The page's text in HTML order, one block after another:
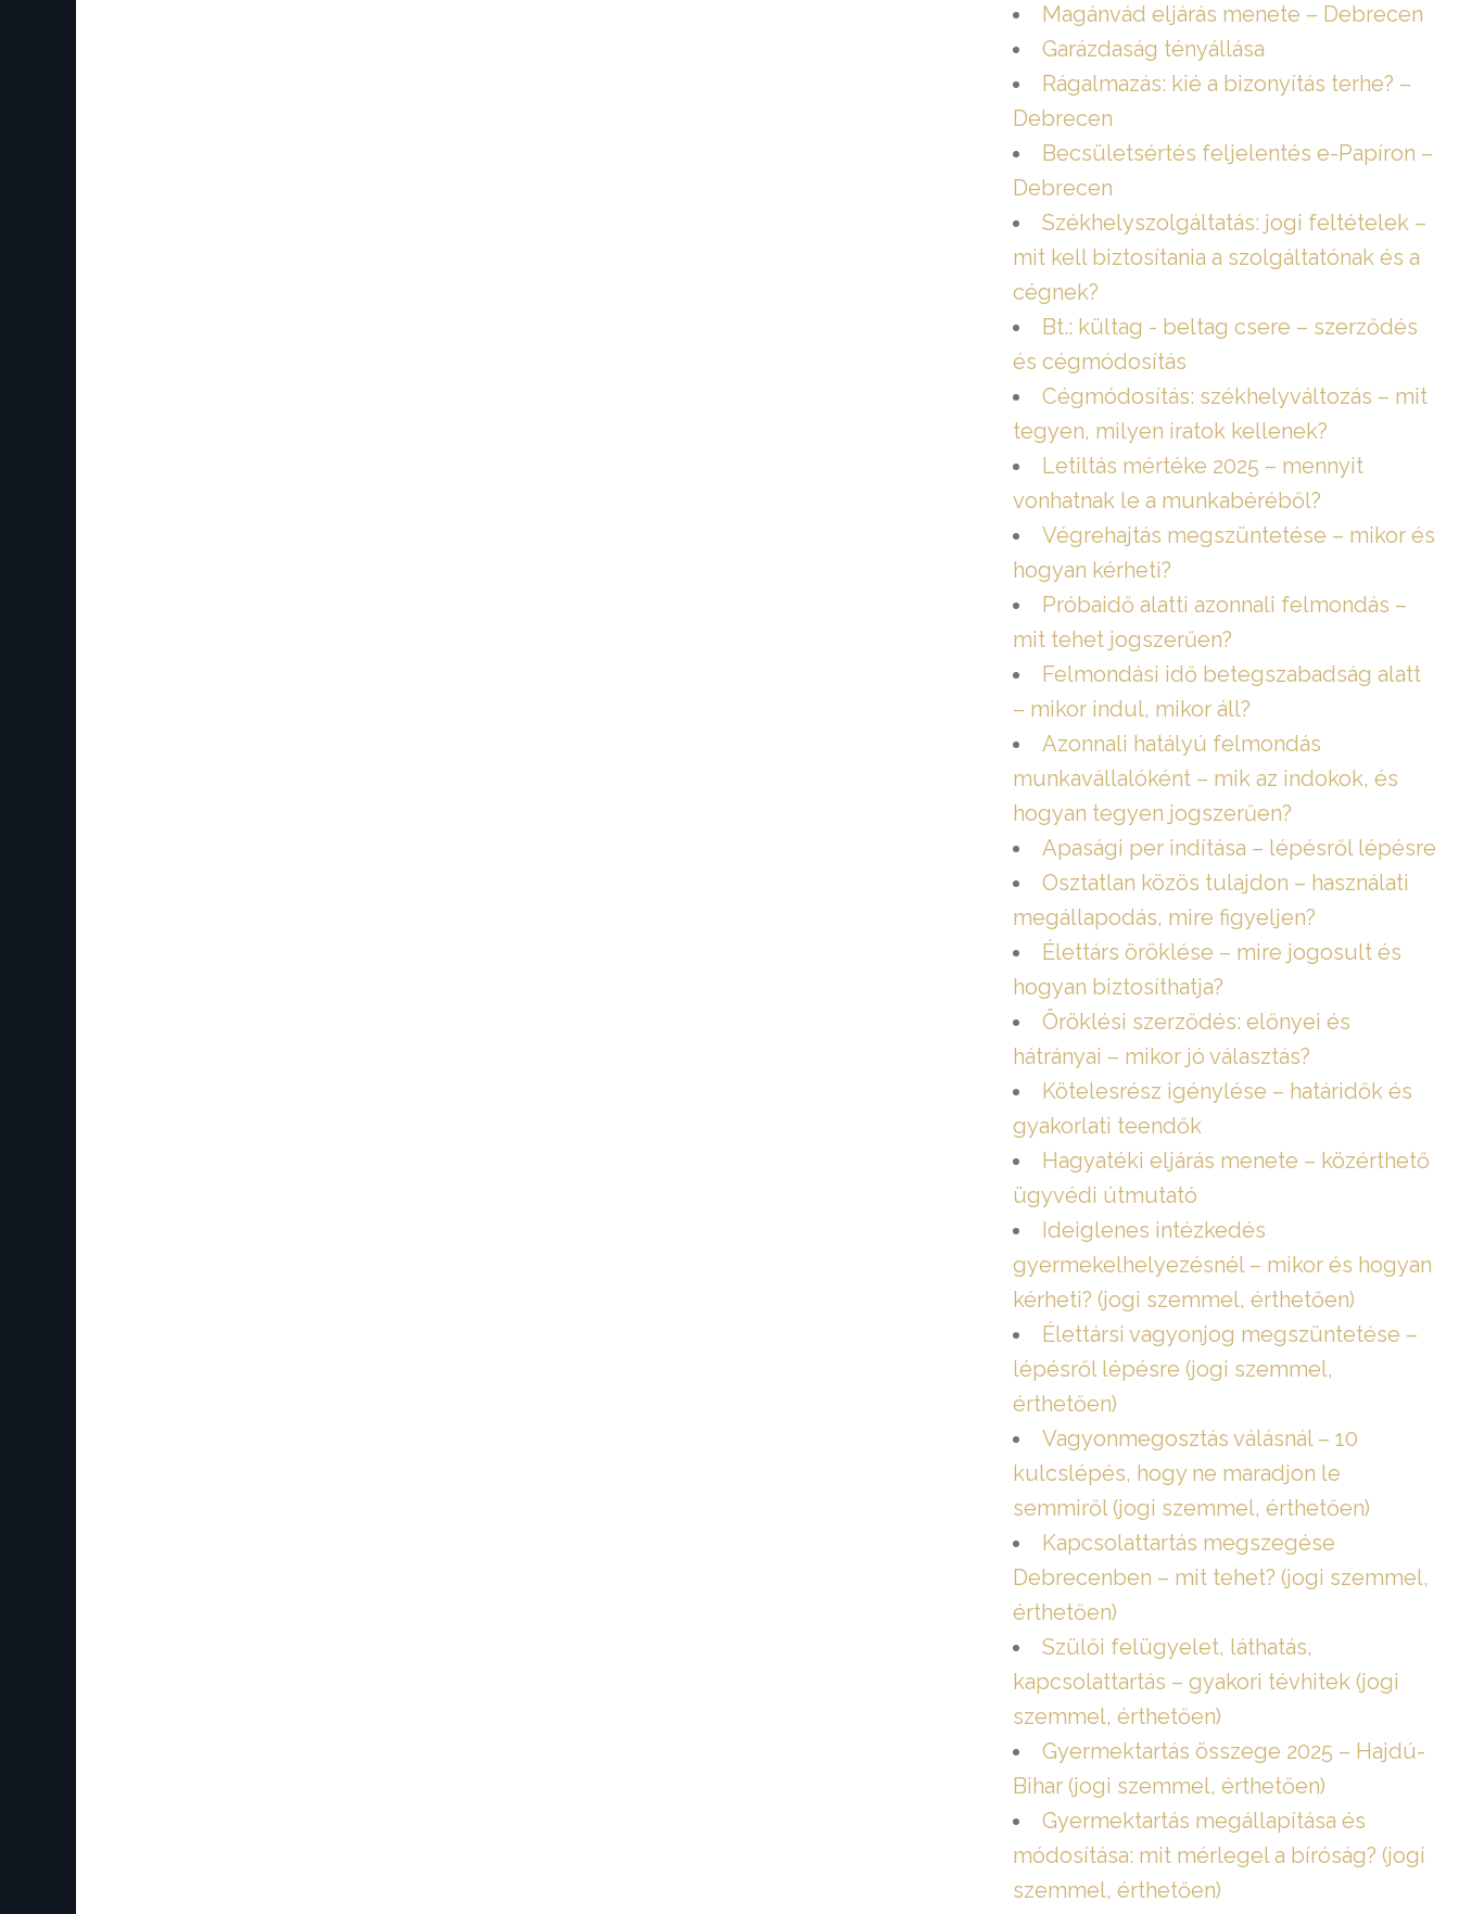
Magánvád eljárás menete – Debrecen
Garázdaság tényállása
Rágalmazás: kié a bizonyítás terhe? –
Debrecen
Becsületsértés feljelentés e-Papíron –
Debrecen
Székhelyszolgáltatás: jogi feltételek –
mit kell biztosítania a szolgáltatónak és a
cégnek?
Bt.: kültag - beltag csere – szerződés
és cégmódosítás
Cégmódosítás: székhelyváltozás – mit
tegyen, milyen iratok kellenek?
Letiltás mértéke 2025 – mennyit
vonhatnak le a munkabéréből?
Végrehajtás megszüntetése – mikor és
hogyan kérheti?
Próbaidő alatti azonnali felmondás –
mit tehet jogszerűen?
Felmondási idő betegszabadság alatt
– mikor indul, mikor áll?
Azonnali hatályú felmondás
munkavállalóként – mik az indokok, és
hogyan tegyen jogszerűen?
Apasági per indítása – lépésről lépésre
Osztatlan közös tulajdon – használati
megállapodás, mire figyeljen?
Élettárs öröklése – mire jogosult és
hogyan biztosíthatja?
Öröklési szerződés: előnyei és
hátrányai – mikor jó választás?
Kötelesrész igénylése – határidők és
gyakorlati teendők
Hagyatéki eljárás menete – közérthető
ügyvédi útmutató
Ideiglenes intézkedés
gyermekelhelyezésnél – mikor és hogyan
kérheti? (jogi szemmel, érthetően)
Élettársi vagyonjog megszüntetése –
lépésről lépésre (jogi szemmel,
érthetően)
Vagyonmegosztás válásnál – 10
kulcslépés, hogy ne maradjon le
semmiről (jogi szemmel, érthetően)
Kapcsolattartás megszegése
Debrecenben – mit tehet? (jogi szemmel,
érthetően)
Szülői felügyelet, láthatás,
kapcsolattartás – gyakori tévhitek (jogi
szemmel, érthetően)
Gyermektartás összege 2025 – Hajdú-
Bihar (jogi szemmel, érthetően)
Gyermektartás megállapítása és
módosítása: mit mérlegel a bíróság? (jogi
szemmel, érthetően)